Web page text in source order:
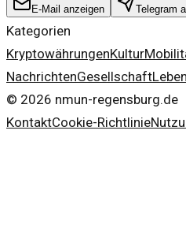
E-Mail anzeigen Telegram
Kategorien
KryptowährungenKultur
NachrichtenGesellschaftLeben
© 2026 nmun-regensburg.de
KontaktCookie-Richtlinie